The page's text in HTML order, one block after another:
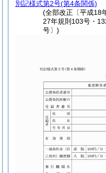
別記様式第2号(第4条関係)
(全部改正〔平成18
27年規則103号・
号〕)